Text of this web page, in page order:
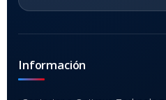
Información